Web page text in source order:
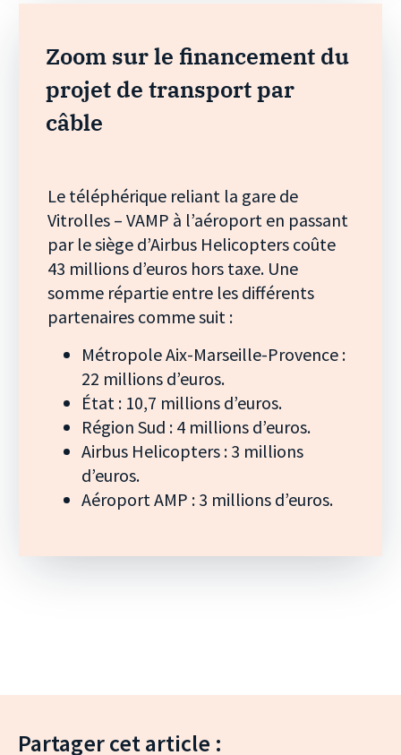
Zoom sur le financement du
projet de transport par
câble
Le téléphérique reliant la gare de
Vitrolles – VAMP à l’aéroport en passant
par le siège d’Airbus Helicopters coûte
43 millions d’euros hors taxe. Une
somme répartie entre les différents
partenaires comme suit :
Métropole Aix-Marseille-Provence :
22 millions d’euros.
État : 10,7 millions d’euros.
Région Sud : 4 millions d’euros.
Airbus Helicopters : 3 millions
d’euros.
Aéroport AMP : 3 millions d’euros.
Partager cet article :